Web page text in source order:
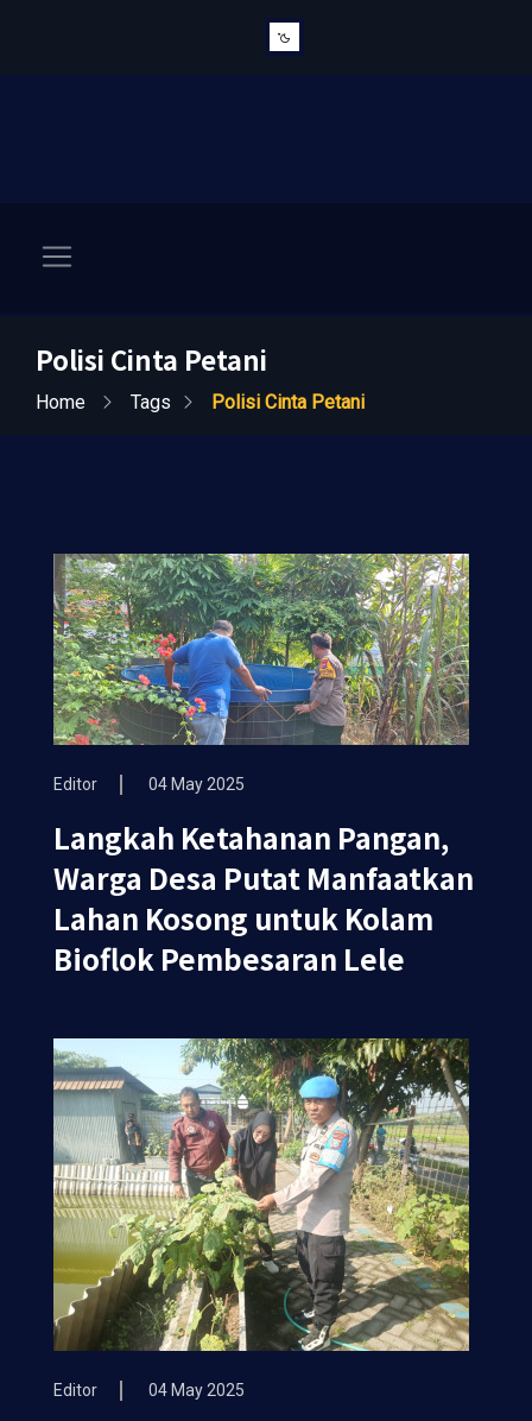
Polisi Cinta Petani
Home Tags Polisi Cinta Petani
Editor 04 May 2025
Langkah Ketahanan Pangan,
Warga Desa Putat Manfaatkan
Lahan Kosong untuk Kolam
Bioflok Pembesaran Lele
Editor 04 May 2025